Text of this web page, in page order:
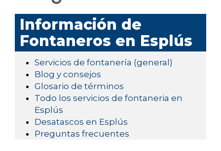
Información de
Fontaneros en Esplús
Servicios de fontanería (general)
Blog y consejos
Glosario de términos
Todo los servicios de fontaneria en
Esplús
Desatascos en Esplús
Preguntas frecuentes